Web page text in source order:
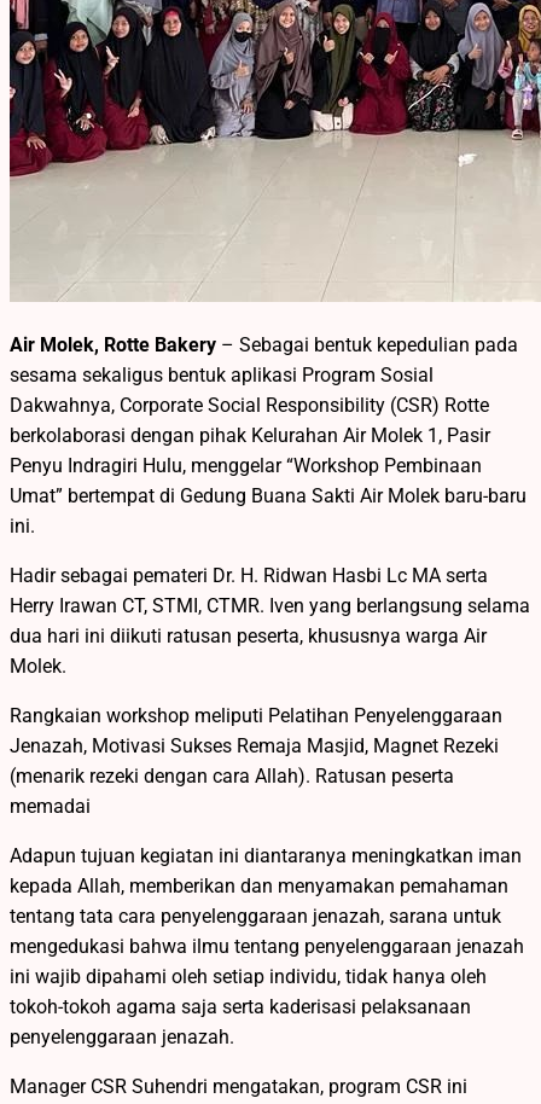
Air Molek, Rotte Bakery – Sebagai bentuk kepedulian pada
sesama sekaligus bentuk aplikasi Program Sosial
Dakwahnya, Corporate Social Responsibility (CSR) Rotte
berkolaborasi dengan pihak Kelurahan Air Molek 1, Pasir
Penyu Indragiri Hulu, menggelar “Workshop Pembinaan
Umat” bertempat di Gedung Buana Sakti Air Molek baru-baru
ini.
Hadir sebagai pemateri Dr. H. Ridwan Hasbi Lc MA serta
Herry Irawan CT, STMI, CTMR. Iven yang berlangsung selama
dua hari ini diikuti ratusan peserta, khususnya warga Air
Molek.
Rangkaian workshop meliputi Pelatihan Penyelenggaraan
Jenazah, Motivasi Sukses Remaja Masjid, Magnet Rezeki
(menarik rezeki dengan cara Allah). Ratusan peserta
memadai
Adapun tujuan kegiatan ini diantaranya meningkatkan iman
kepada Allah, memberikan dan menyamakan pemahaman
tentang tata cara penyelenggaraan jenazah, sarana untuk
mengedukasi bahwa ilmu tentang penyelenggaraan jenazah
ini wajib dipahami oleh setiap individu, tidak hanya oleh
tokoh-tokoh agama saja serta kaderisasi pelaksanaan
penyelenggaraan jenazah.
Manager CSR Suhendri mengatakan, program CSR ini